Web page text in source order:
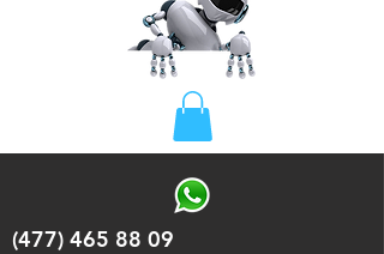
(477) 465 88 09